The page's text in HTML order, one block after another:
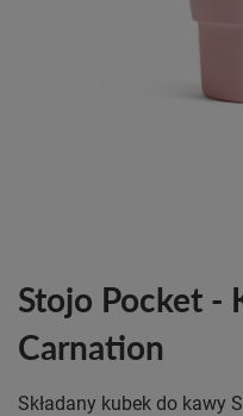
Stojo Pocket -
Carnation
Składany kubek do kawy